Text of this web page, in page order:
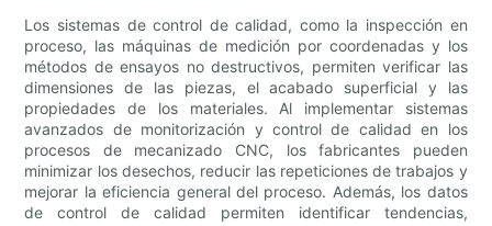
Los sistemas de control de calidad, como la inspección en
proceso, las máquinas de medición por coordenadas y los
métodos de ensayos no destructivos, permiten verificar las
dimensiones de las piezas, el acabado superficial y las
propiedades de los materiales. Al implementar sistemas
avanzados de monitorización y control de calidad en los
procesos de mecanizado CNC, los fabricantes pueden
minimizar los desechos, reducir las repeticiones de trabajos y
mejorar la eficiencia general del proceso. Además, los datos
de control de calidad permiten identificar tendencias,